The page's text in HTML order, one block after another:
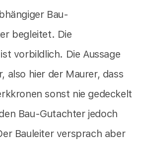
Bau-
begleitet. Die
vorbildlich. Die Aussage
also hier der Maurer, dass
sonst nie gedeckelt
Bau-Gutachter jedoch
Bauleiter versprach aber